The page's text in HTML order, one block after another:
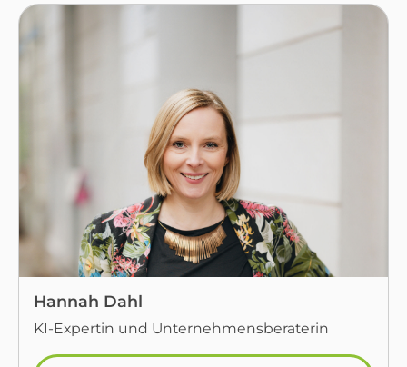
Hannah Dahl
KI-Expertin und Unternehmensberaterin